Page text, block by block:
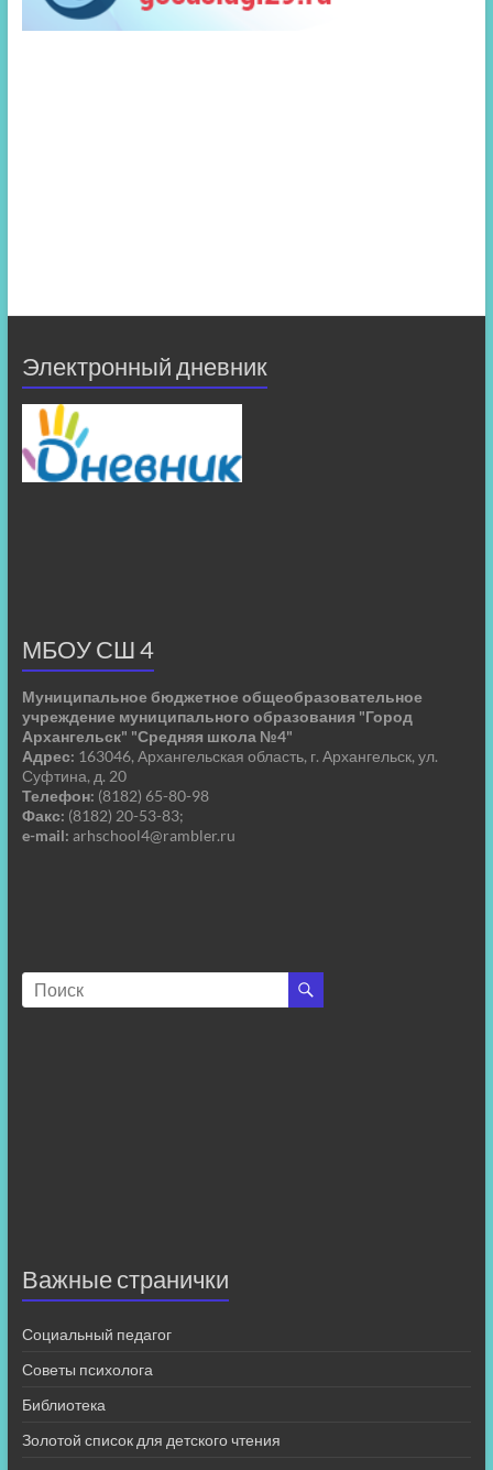
Электронный дневник
МБОУ СШ 4
Муниципальное бюджетное общеобразовательное
учреждение муниципального образования "Город
Архангельск" "Средняя школа №4"
Адрес: 163046, Архангельская область, г. Архангельск, ул.
Суфтина, д. 20
Телефон: (8182) 65-80-98
Факс: (8182) 20-53-83;
e-mail: arhschool4@rambler.ru
Важные странички
Социальный педагог
Советы психолога
Библиотека
Золотой список для детского чтения